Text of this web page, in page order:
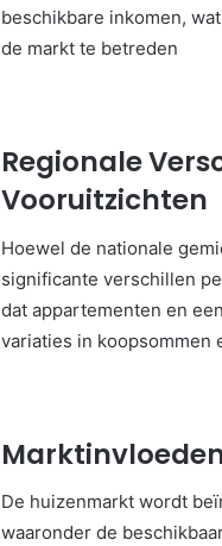
beschikbare inkomen,
de markt te betreden
Regionale
Vooruitzichten
Hoewel de nationale
significante verschillen
dat appartementen en
variaties in koopsommen
De huizenmarkt wordt
waaronder de